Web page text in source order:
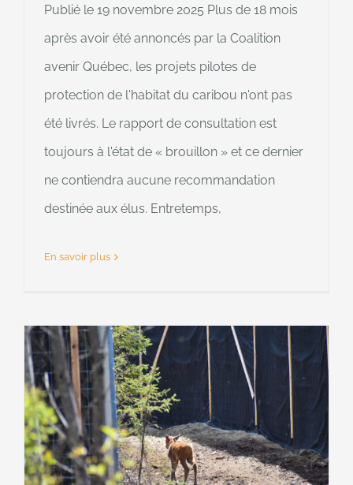
Publié le 19 novembre 2025 Plus de 18 mois
après avoir été annoncés par la Coalition
avenir Québec, les projets pilotes de
protection de l'habitat du caribou n'ont pas
été livrés. Le rapport de consultation est
toujours à l'état de « brouillon » et ce dernier
ne contiendra aucune recommandation
destinée aux élus. Entretemps,
En savoir plus